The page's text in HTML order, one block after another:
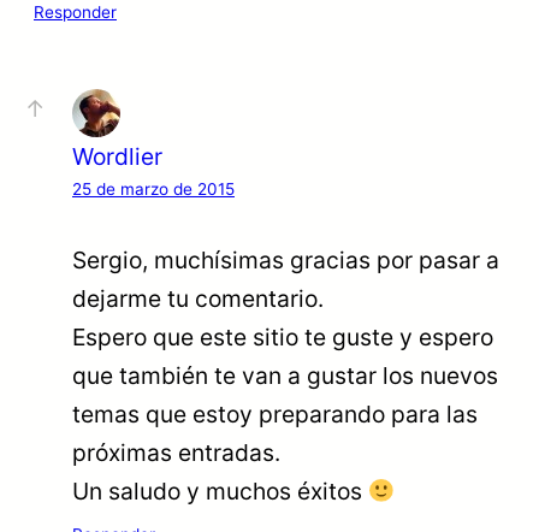
Responder
Wordlier
25 de marzo de 2015
Sergio, muchísimas gracias por pasar a
dejarme tu comentario.
Espero que este sitio te guste y espero
que también te van a gustar los nuevos
temas que estoy preparando para las
próximas entradas.
Un saludo y muchos éxitos